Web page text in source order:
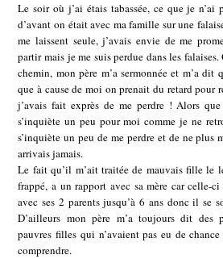
Le soir où j’ai étais tabassée, ce que je n’ai
d’avant on était avec ma famille sur une
me laissent seule, j’avais envie de me
partir mais je me suis perdue dans les
chemin, mon père m’a sermonnée et m’a dit
que à cause de moi on prenait du retard pour
j’avais fait exprès de me perdre ! Alors
s’inquiète un peu pour moi comme je ne
s’inquiète un peu de me perdre et de ne plus
arrivais jamais.
Le fait qu’il m’ait traitée de mauvais fille le
frappé, a un rapport avec sa mère car celle-
avec ses 2 parents jusqu’à 6 ans donc il se
D’ailleurs mon père m’a toujours dit des
pauvres filles qui n’avaient pas eu de
comprendre.